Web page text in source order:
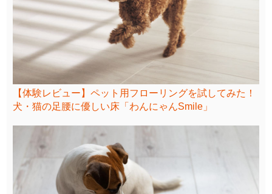
【体験レビュー】ペット用フローリングを試してみた！
犬・猫の足腰に優しい床「わんにゃんSmile」